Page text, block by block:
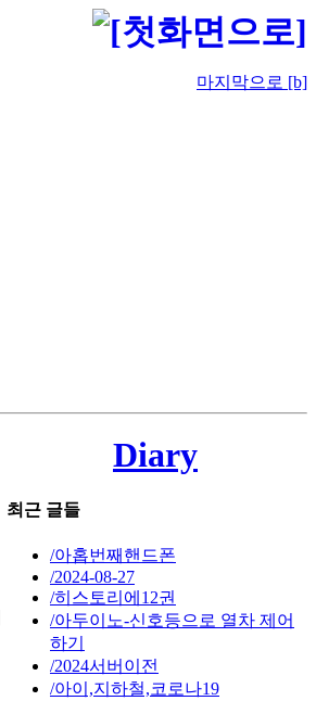
마지막으로 [b]
Diary
최근 글들
/아홉번째핸드폰
/2024-08-27
/히스토리에12권
/아두이노-신호등으로 열차 제어
하기
/2024서버이전
/아이,지하철,코로나19